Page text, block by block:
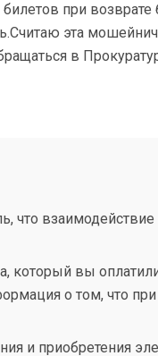
при возврате
эта
в
что
который вы
о том, что
и приобретения